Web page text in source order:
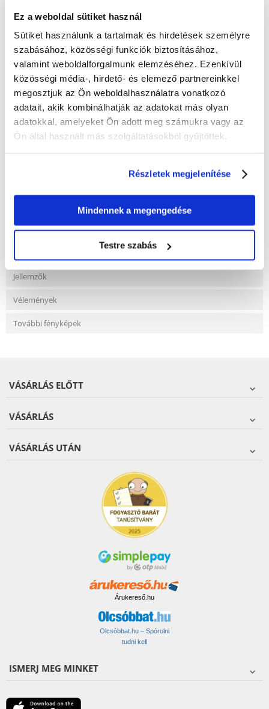
Ez a weboldal sütiket használ
Sütiket használunk a tartalmak és hirdetések személyre
szabásához, közösségi funkciók biztosításához,
valamint weboldalforgalmunk elemzéséhez. Ezenkívül
közösségi média-, hirdető- és elemező partnereinkkel
megosztjuk az Ön weboldalhasználatra vonatkozó
adatait, akik kombinálhatják az adatokat más olyan
adatokkal, amelyeket Ön adott meg számukra vagy az
Ön által használt más szolgáltatásokból gyűjtöttek.
Részletek megjelenítése
Mindennek a megengedése
Testre szabás
További képek megtekintése : 4
Leírás
Típus: Fényvisszaverő mellény
Gyakori Kérdések (GYIK)
Jellemzők
Vélemények
További fényképek
VÁSÁRLÁS ELŐTT
VÁSÁRLÁS
VÁSÁRLÁS UTÁN
Árukereső.hu
Olcsóbbat.hu – Spórolni
tudni kell
ISMERJ MEG MINKET